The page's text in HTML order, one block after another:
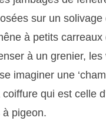
sur un
à petits
à un grenier,
imaginer une
qui est celle
pigeon.